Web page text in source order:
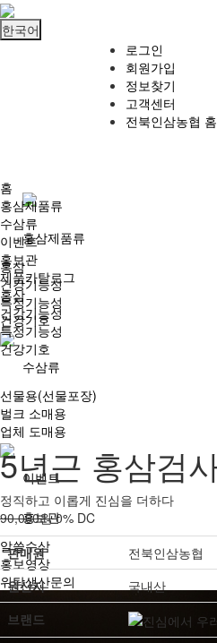
한국어
로그인
회원가입
정보찾기
고객센터
전북인삼농협
홍삼제품류
홍삼
건강기능성
특정기능성
건강기호
수삼류
선물용(선물포장)
벌크 소매용
업체 도매용
이벤트
홍보관
알쓸수삼
홍보영상
위탁생산문의
홈
홍삼제품류
수삼류
이벤트
홍보관
제품카탈로그
홍삼
건강기능성
특정기능성
건강기호
5년근 홍삼검
정직하고 이롭게 진심을 더하다
90,000원 0% DC
판매원
전북인삼농협
원산지
국내산
브랜드